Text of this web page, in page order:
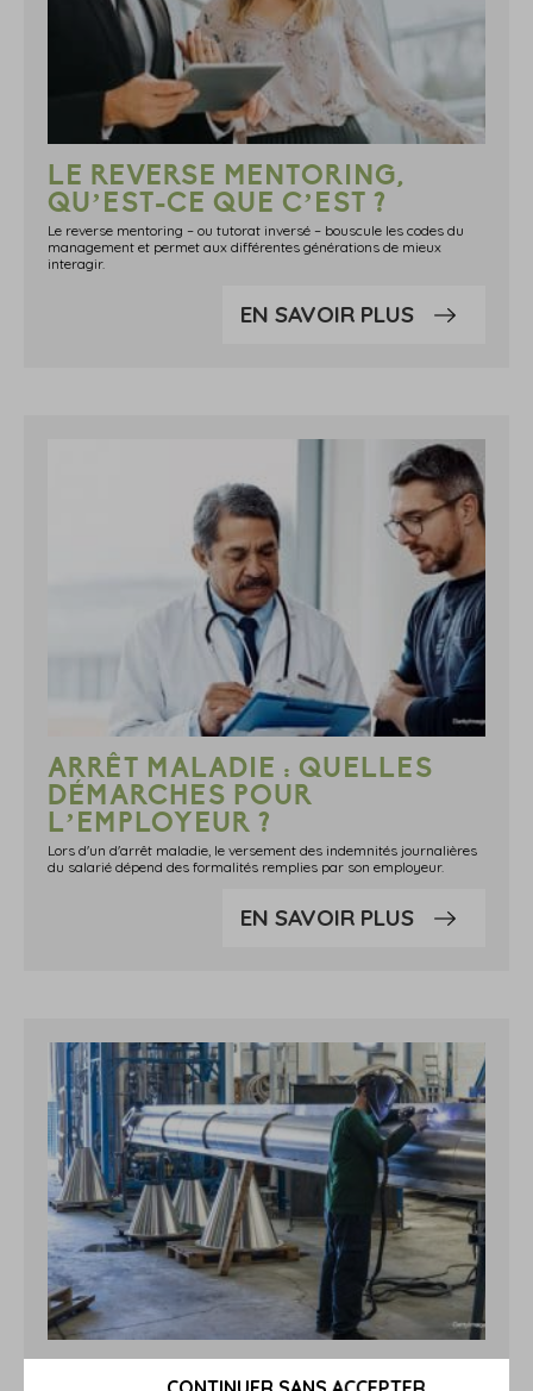
LE REVERSE MENTORING,
QU’EST-CE QUE C’EST ?
Le reverse mentoring – ou tutorat inversé – bouscule les codes du
management et permet aux différentes générations de mieux
interagir.
EN SAVOIR PLUS
ARRÊT MALADIE : QUELLES
DÉMARCHES POUR
L’EMPLOYEUR ?
Lors d'un d'arrêt maladie, le versement des indemnités journalières
du salarié dépend des formalités remplies par son employeur.
EN SAVOIR PLUS
COMMENT LA MALADIE